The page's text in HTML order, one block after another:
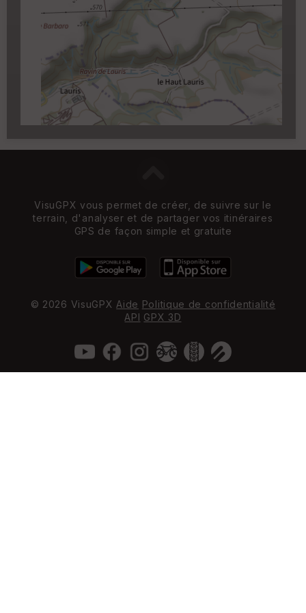
Cartouche
Activez l'edition en cliquant sur le
qui apparait au survol du cartouche.
Carroyage UTM
(1km à partir du niveau de
zoom 14)
VisuGPX vous permet de créer, de suivre sur le
terrain, d'analyser et de partager vos itinéraires
GPS de façon simple et gratuite
© 2026 VisuGPX Aide Politique de confidentialité
API GPX 3D